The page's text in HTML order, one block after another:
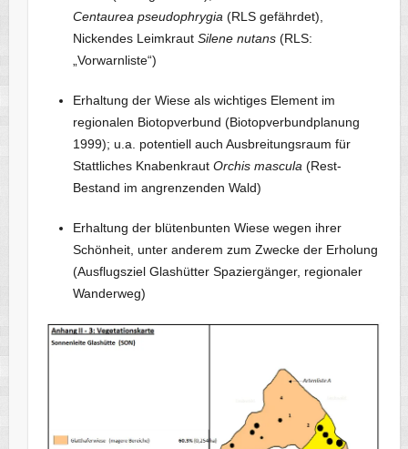
Centaurea pseudophrygia(RLS gefährdet),
Nickendes LeimkrautSilene nutans(RLS:
„Vorwarnliste“)
Erhaltung der Wiese als wichtiges Element im
regionalen Biotopverbund (Biotopverbundplanung
1999); u.a. potentiell auch Ausbreitungsraum für
Stattliches KnabenkrautOrchis mascula (Rest-
Bestand im angrenzenden Wald)
Erhaltung der blütenbunten Wiese wegen ihrer
Schönheit, unter anderem zum Zwecke der Erholung
(Ausflugsziel Glashütter Spaziergänger, regionaler
Wanderweg)